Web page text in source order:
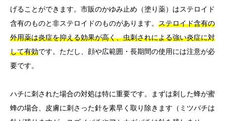
げることができます。市販のかゆみ止め（塗り薬）はステロイド
含有のものと非ステロイドのものがあります。 ステロイド含有の
外用薬は炎症を抑える効果が高く、虫刺されによる強い炎症に対
して有効です。ただし、顔や広範囲・長期間の使用には注意が必
要です。
ハチに刺された場合の対処は特に重要です。まずは刺した蜂が蜜
蜂の場合、皮膚に刺さった針を素早く取り除きます（ミツバチは